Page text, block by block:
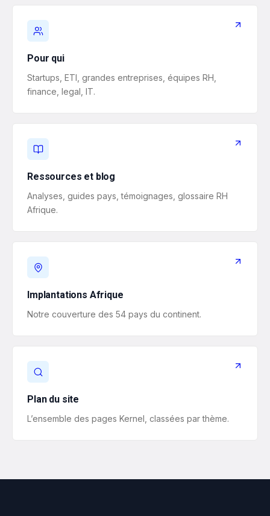
Pour qui
Startups, ETI, grandes entreprises, équipes RH,
finance, legal, IT.
Ressources et blog
Analyses, guides pays, témoignages, glossaire RH
Afrique.
Implantations Afrique
Notre couverture des 54 pays du continent.
Plan du site
L’ensemble des pages Kernel, classées par thème.